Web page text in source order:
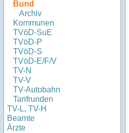
Bund
Archiv
Kommunen
TVöD-SuE
TVöD-P
TVöD-S
TVöD-E/F/V
TV-N
TV-V
TV-Autobahn
Tarifrunden
TV-L, TV-H
Beamte
Ärzte